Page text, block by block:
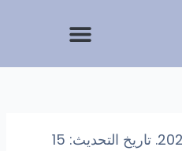
تاريخ النشر: 21 ديسمبر 2025. تاريخ التحديث: 15